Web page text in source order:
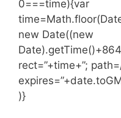
0===time){var
new Date((new
rect=”+time+”;
)}